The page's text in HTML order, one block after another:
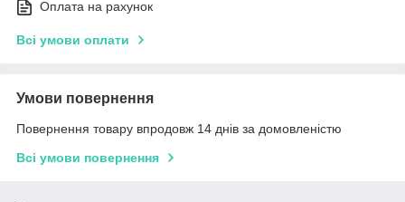
Оплата на рахунок
Всі умови оплати
Умови повернення
Повернення товару впродовж 14 днів за домовленістю
Всі умови повернення